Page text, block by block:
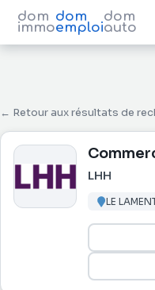
dom
immo
dom
emploi
dom
auto
← Retour aux résultats de
LHH
LE